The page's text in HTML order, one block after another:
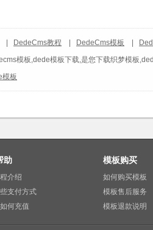
DedeCms教程 DedeCms模板
模板,dede模板下载,是您下载织梦模板
模板
助
介绍
支付方式
何充值
模板购买
如何购买模板
模板售后服务
模板退款说明